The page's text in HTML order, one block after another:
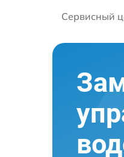
Сервисный